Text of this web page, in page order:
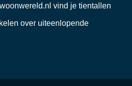
vind je tientallen
over uiteenlopende